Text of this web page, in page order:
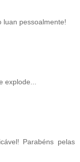
luan pessoalmente!
explode...
Parabéns pelas